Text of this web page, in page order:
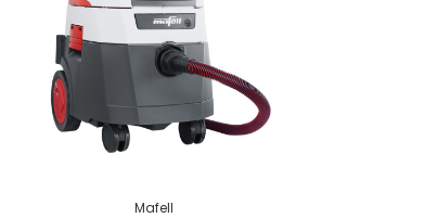
Mafell